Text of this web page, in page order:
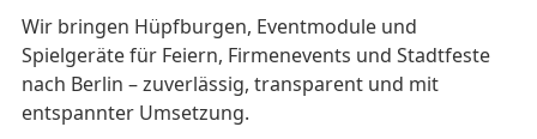
Wir bringen Hüpfburgen, Eventmodule und
Spielgeräte für Feiern, Firmenevents und Stadtfeste
nach Berlin – zuverlässig, transparent und mit
entspannter Umsetzung.